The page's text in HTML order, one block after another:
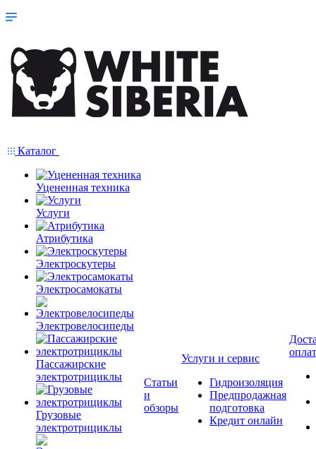
Каталог
Уцененная техника
Услуги
Атрибутика
Электроскутеры
Электросамокаты
Электровелосипеды
Пассажирские
электротрициклы
Грузовые
электротрициклы
Статьи
и
обзоры
Услуги и сервис
Гидроизоляция
Предпродажная
подготовка
Кредит онлайн